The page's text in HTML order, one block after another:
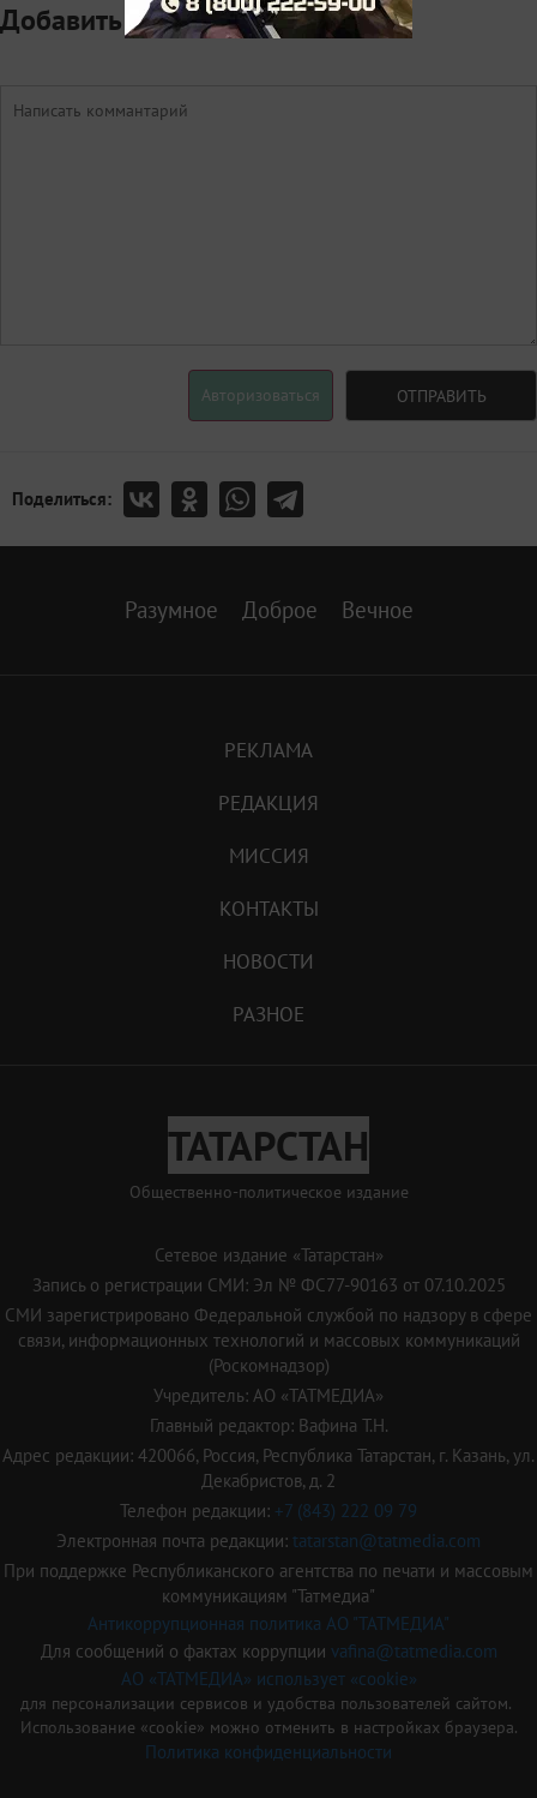
Добавить комментарий
Авторизоваться ОТПРАВИТЬ
Поделиться:
Разумное Доброе Вечное
РЕКЛАМА
РЕДАКЦИЯ
МИССИЯ
КОНТАКТЫ
НОВОСТИ
РАЗНОЕ
ТАТАРСТАН
Общественно-политическое издание
Сетевое издание «Татарстан»
Запись о регистрации СМИ: Эл № ФС77-90163 от 07.10.2025
СМИ зарегистрировано Федеральной службой по надзору в сфере
связи, информационных технологий и массовых коммуникаций
(Роскомнадзор)
Учредитель: АО «ТАТМЕДИА»
Главный редактор: Вафина Т.Н.
Адрес редакции: 420066, Россия, Республика Татарстан, г. Казань, ул.
Декабристов, д. 2
Телефон редакции: +7 (843) 222 09 79
Электронная почта редакции: tatarstan@tatmedia.com
При поддержке Республиканского агентства по печати и массовым
коммуникациям "Татмедиа"
Антикоррупционная политика АО "ТАТМЕДИА"
Для сообщений о фактах коррупции vafina@tatmedia.com
АО «ТАТМЕДИА» использует «cookie»
для персонализации сервисов и удобства пользователей сайтом.
Использование «cookie» можно отменить в настройках браузера.
Политика конфиденциальности